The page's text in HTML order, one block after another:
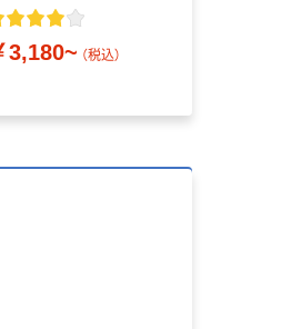
3,180~ （税込）